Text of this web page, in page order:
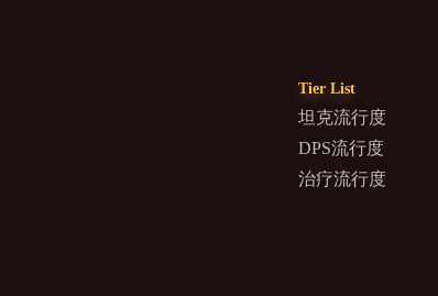
Tier List
坦克流行度
DPS流行度
治疗流行度